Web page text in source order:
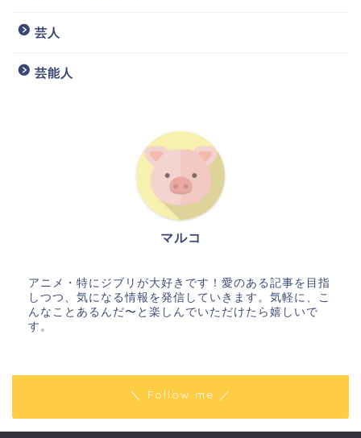
芸人
芸能人
マルコ
アニメ・特にジブリが大好きです！愛のある記事を目指
しつつ、気になる情報を発信していきます。気軽に、こ
んなことあるんだ〜と楽しんでいただけたら嬉しいで
す。
＼ Follow me ／